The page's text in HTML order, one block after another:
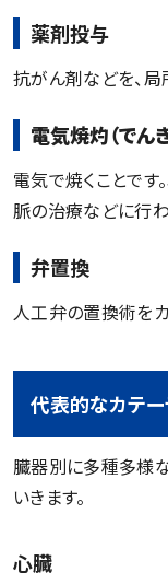
薬剤投与
抗がん剤などを、局
電気焼灼（でん
電気で焼くことです
脈の治療などに行わ
弁置換
人工弁の置換術を
代表的なカテ
臓器別に多種多様
いきます。
心臓